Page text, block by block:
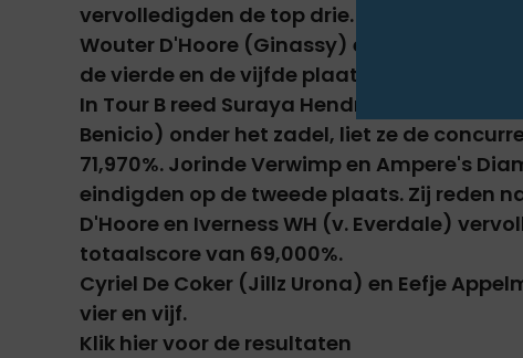
vervolledigden de top drie.
Wouter D'Hoore (Ginassy) en Isabel Cool
de vierde en de vijfde plaats.
In Tour B reed Suraya Hendrikx naar de
Benicio) onder het zadel, liet ze de
71,970%. Jorinde Verwimp en Ampere's
eindigden op de tweede plaats. Zij reden
D'Hoore en Iverness WH (v. Everdale)
totaalscore van 69,000%.
Cyriel De Coker (Jillz Urona) en Eefje
vier en vijf.
Klik hier voor de resultaten